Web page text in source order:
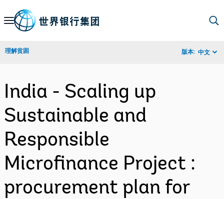
Skip
Navigation
理解贫困 版本: 中文
India - Scaling up
Sustainable and
Responsible
Microfinance Project :
procurement plan for